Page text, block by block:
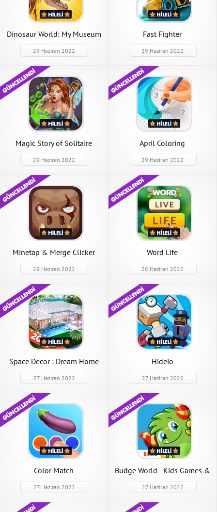
Dinosaur World: My Museum
29 Haziran 2022
Fast Fighter
29 Haziran 2022
Magic Story of Solitaire
29 Haziran 2022
April Coloring
29 Haziran 2022
Minetap & Merge Clicker
29 Haziran 2022
Word Life
28 Haziran 2022
Space Decor : Dream Home
Design
27 Haziran 2022
Hideio
27 Haziran 2022
Color Match
27 Haziran 2022
Budge World - Kids Games &
Fun
27 Haziran 2022